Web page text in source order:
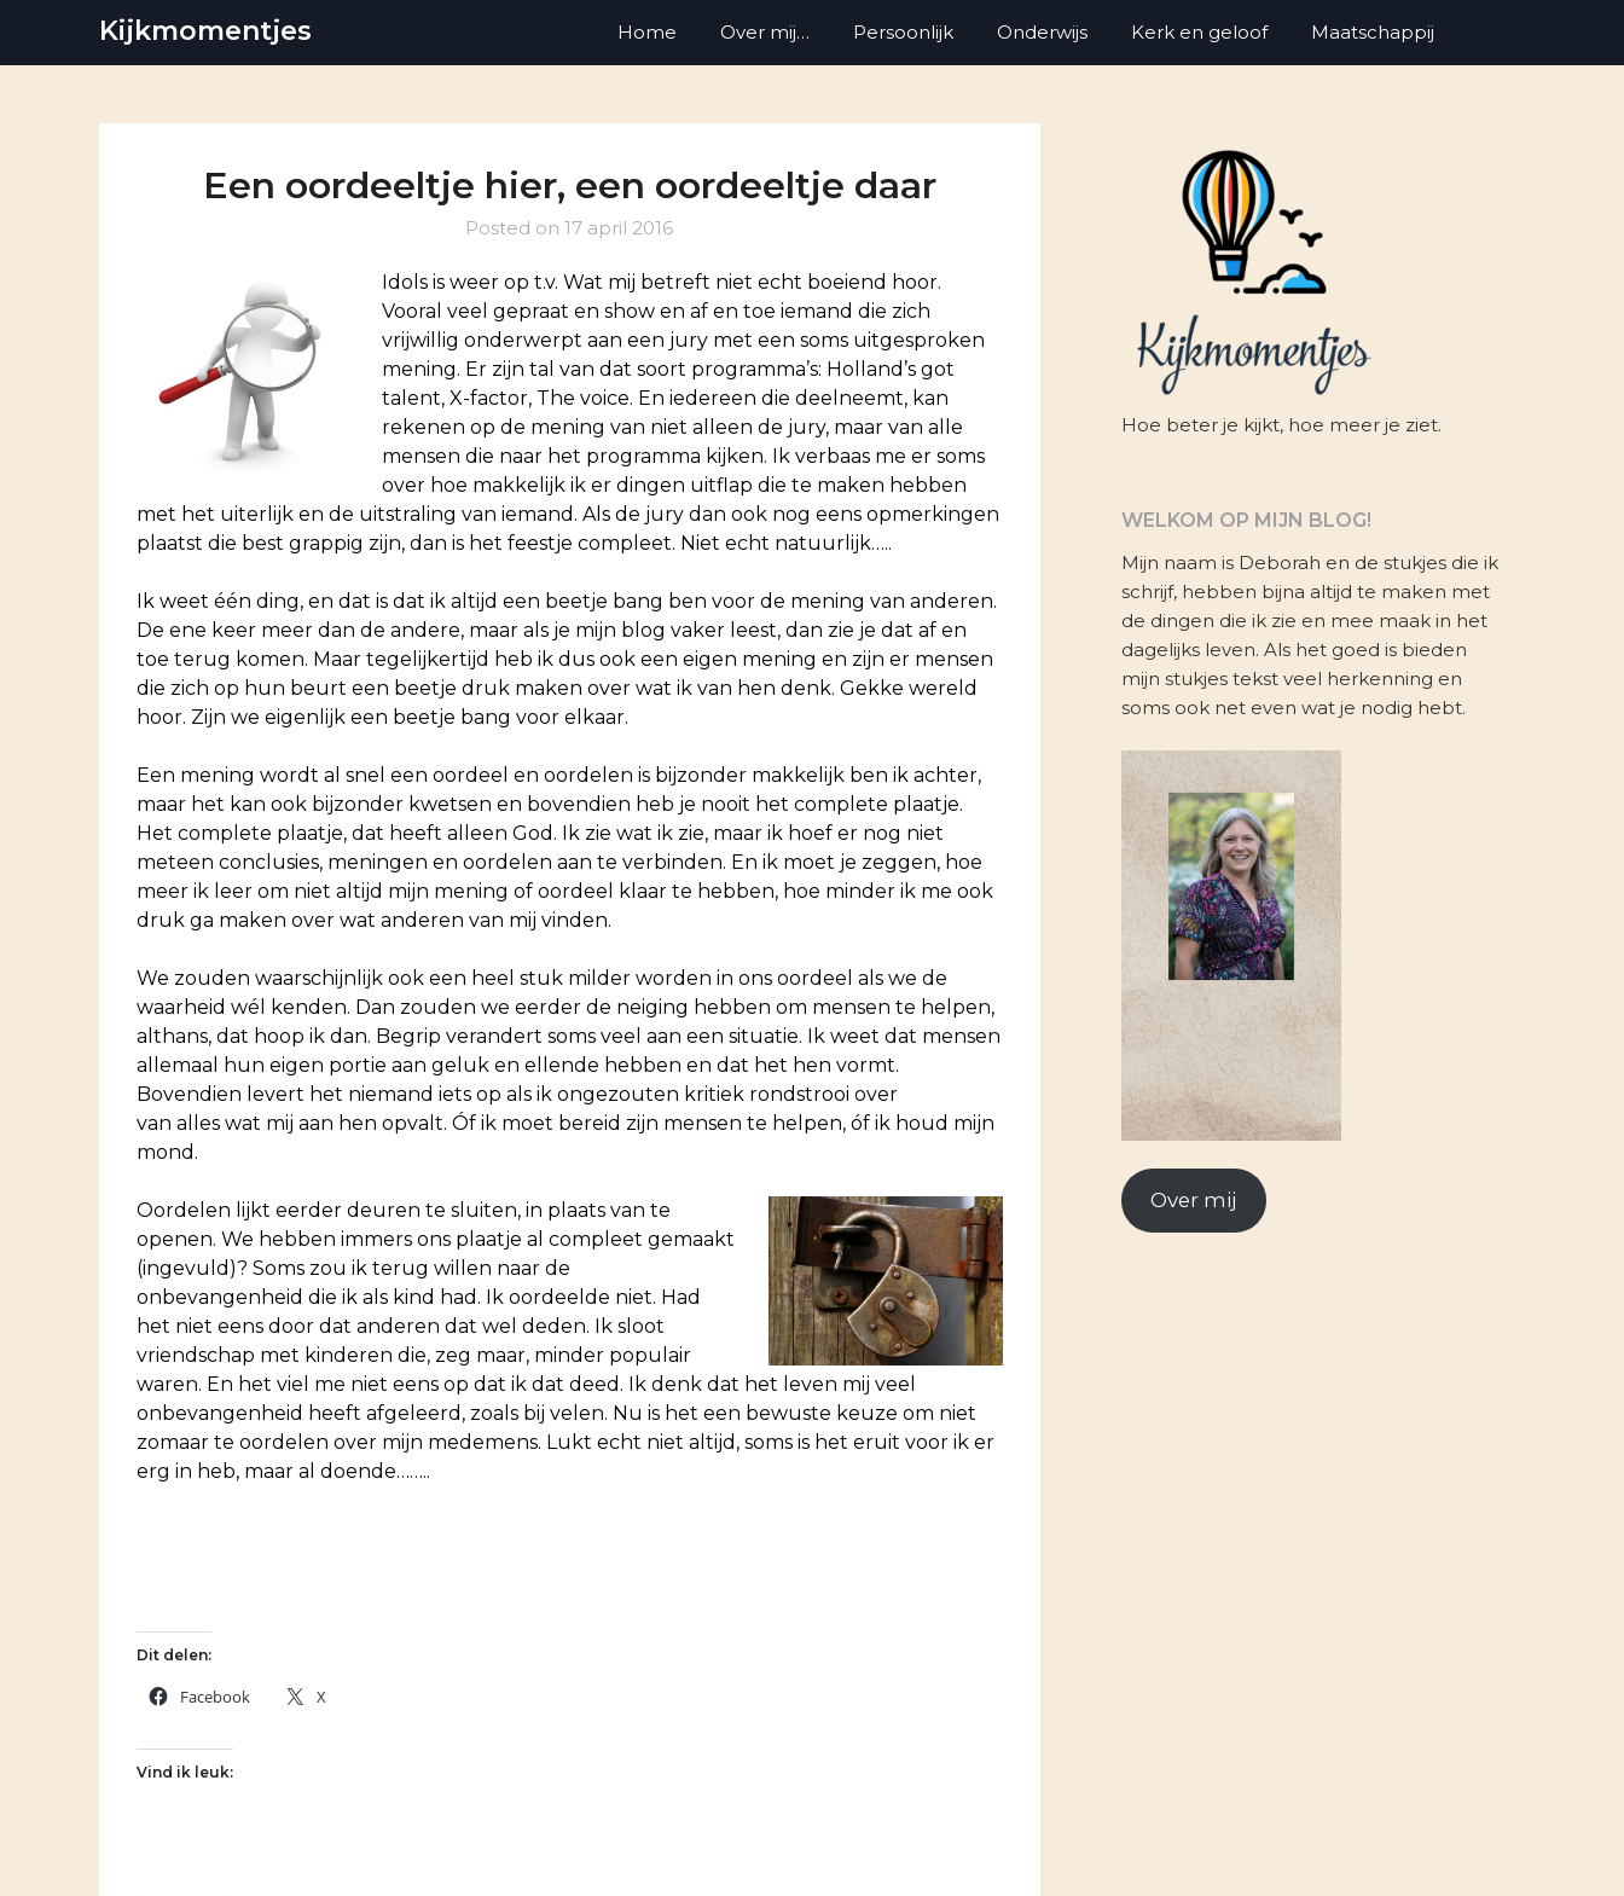
Kijkmomentjes Home Over mij… Persoonlijk Onderwijs Kerk en geloof Maatschappij
Een oordeeltje hier, een oordeeltje daar
Posted on17 april 2016
Idols is weer op t.v. Wat mij betreft niet echt boeiend hoor.
Vooral veel gepraat en show en af en toe iemand die zich
vrijwillig onderwerpt aan een jury met een soms uitgesproken
mening. Er zijn tal van dat soort programma’s: Holland’s got
talent, X-factor, The voice. En iedereen die deelneemt, kan
rekenen op de mening van niet alleen de jury, maar van alle
mensen die naar het programma kijken. Ik verbaas me er soms
over hoe makkelijk ik er dingen uitflap die te maken hebben
met het uiterlijk en de uitstraling van iemand. Als de jury dan ook nog eens opmerkingen
plaatst die best grappig zijn, dan is het feestje compleet. Niet echt natuurlijk…..
Ik weet één ding, en dat is dat ik altijd een beetje bang ben voor de mening van anderen.
De ene keer meer dan de andere, maar als je mijn blog vaker leest, dan zie je dat af en
toe terug komen. Maar tegelijkertijd heb ik dus ook een eigen mening en zijn er mensen
die zich op hun beurt een beetje druk maken over wat ik van hen denk. Gekke wereld
hoor. Zijn we eigenlijk een beetje bang voor elkaar.
Een mening wordt al snel een oordeel en oordelen is bijzonder makkelijk ben ik achter,
maar het kan ook bijzonder kwetsen en bovendien heb je nooit het complete plaatje.
Het complete plaatje, dat heeft alleen God. Ik zie wat ik zie, maar ik hoef er nog niet
meteen conclusies, meningen en oordelen aan te verbinden. En ik moet je zeggen, hoe
meer ik leer om niet altijd mijn mening of oordeel klaar te hebben, hoe minder ik me ook
druk ga maken over wat anderen van mij vinden.
We zouden waarschijnlijk ook een heel stuk milder worden in ons oordeel als we de
waarheid wél kenden. Dan zouden we eerder de neiging hebben om mensen te helpen,
althans, dat hoop ik dan. Begrip verandert soms veel aan een situatie. Ik weet dat mensen
allemaal hun eigen portie aan geluk en ellende hebben en dat het hen vormt.
Bovendien levert het niemand iets op als ik ongezouten kritiek rondstrooi over
van alles wat mij aan hen opvalt. Óf ik moet bereid zijn mensen te helpen, óf ik houd mijn
mond.
Oordelen lijkt eerder deuren te sluiten, in plaats van te
openen. We hebben immers ons plaatje al compleet gemaakt
(ingevuld)? Soms zou ik terug willen naar de
onbevangenheid die ik als kind had. Ik oordeelde niet. Had
het niet eens door dat anderen dat wel deden. Ik sloot
vriendschap met kinderen die, zeg maar, minder populair
waren. En het viel me niet eens op dat ik dat deed. Ik denk dat het leven mij veel
onbevangenheid heeft afgeleerd, zoals bij velen. Nu is het een bewuste keuze om niet
zomaar te oordelen over mijn medemens. Lukt echt niet altijd, soms is het eruit voor ik er
erg in heb, maar al doende……..
Dit delen:
Facebook X
Vind ik leuk:
Hoe beter je kijkt, hoe meer je ziet.
WELKOM OP MIJN BLOG!
Mijn naam is Deborah en de stukjes die ik
schrijf, hebben bijna altijd te maken met
de dingen die ik zie en mee maak in het
dagelijks leven. Als het goed is bieden
mijn stukjes tekst veel herkenning en
soms ook net even wat je nodig hebt.
Over mij